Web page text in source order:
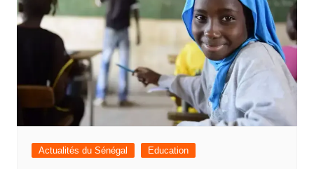
Actualités du Sénégal Education